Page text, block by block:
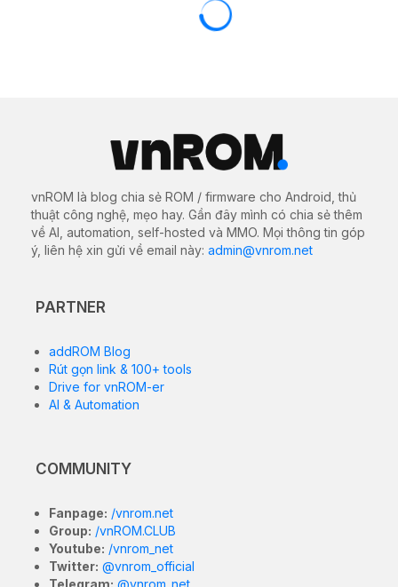
Rom stock cho OPPO A83T
Tại đây bạn có thể tải về bộ file ROM gốc (Stock
A83T MT6763 . Các file này cực kỳ cần thiết để khắc
phục các sự cố phần mềm, sửa lỗi treo logo
(bootloop), nâng cấp/hạ cấp hệ điều hành hoặc khôi
Màn hình
pixels
(RAM/ROM)
Hệ điều hành
Android 7.1.1 Nougat, ColorOS
3.2